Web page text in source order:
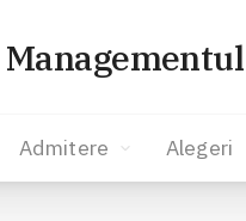
Admitere Alegeri